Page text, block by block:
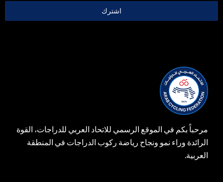
اشترك
مرحباً بكم في الموقع الرسمي للاتحاد العربي للدراجات، القوة
الرائدة وراء نمو ونجاح رياضة ركوب الدراجات في المنطقة
العربية.